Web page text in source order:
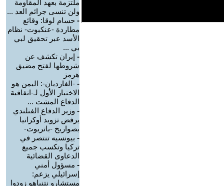
ملتزمة بعهد المقاومة
ولن تنسى جرائم العد ...
- حسام لوقا: وقائع
مطاردة -عنكبوت- نظام
الأسد عبر تحقيق لبي
بي ...
- إيران تكشف عن
شروطها لفتح مضيق
هرمز
- -الغارديان-: اليمن هو
الاختبار الأول لـ-اتفاقية
الدفاع المشت ...
- وزير الدفاع الفنلندي
يرفض تزويد أوكرانيا
بصواريخ -باتريوت-
- بيونسيه تنتصر في
تركيا وتكسب جميع
الدعاوى القضائية
- مسؤول أمني
إسرائيلي يزعم:
مستشارو نتنياهو زودوا